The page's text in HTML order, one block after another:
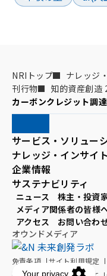
NRIトップ ナレッジ
刊行物
知的資産創造
カーボンクレジット調
サービス・ソリュー
ナレッジ・インサイト
企業情報
サステナビリティ
ニュース 株主・投資
メディア関係者の皆様
アクセス
お問い合わ
オウンドメディア
免責条項 サイト利用規定